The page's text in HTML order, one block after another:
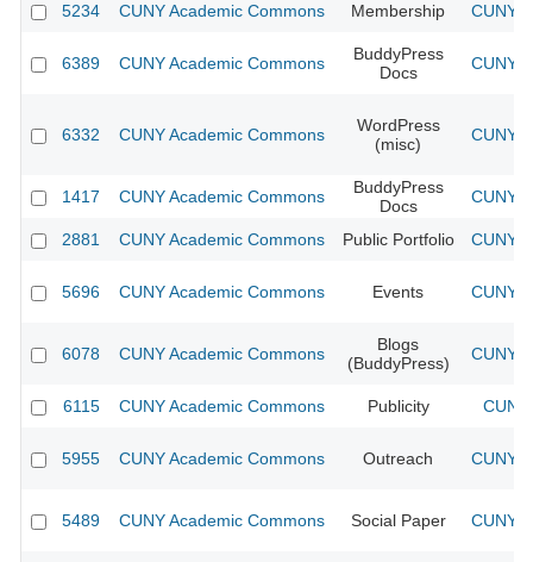
5234 CUNY Academic Commons Membership CUNY
6389 CUNY Academic Commons
BuddyPress
Docs
CUNY
6332 CUNY Academic Commons
WordPress
(misc)
CUNY
1417 CUNY Academic Commons
BuddyPress
Docs
CUNY
2881 CUNY Academic Commons Public Portfolio CUNY
5696 CUNY Academic Commons Events CUNY
6078 CUNY Academic Commons
Blogs
(BuddyPress)
CUNY
6115 CUNY Academic Commons Publicity
5955 CUNY Academic Commons Outreach CUNY
5489 CUNY Academic Commons Social Paper CUNY